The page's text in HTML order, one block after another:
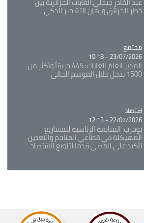
خطر الحرائق ورهان التشجير الذكي
Catégorie
مجتمع
23/07/2026 - 10:18
المدير العام للغابات: 445 حريقاً وأكثر من
1500 تدخل خلال الموسم الحالي
Catégorie
اقتصاد
22/07/2026 - 12:13
بوحرب: المتابعة الرئاسية للمشاريع
المهيكلة في قطاعي المناجم والتعدين
تأكيد على المضي قدما لتنويع الاقتصاد